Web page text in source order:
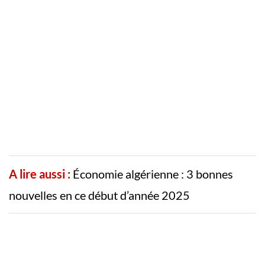
A lire aussi : Économie algérienne : 3 bonnes
nouvelles en ce début d’année 2025